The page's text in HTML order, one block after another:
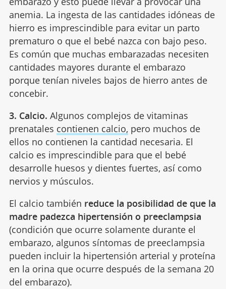
anemia. La ingesta de las cantidades idóneas de
hierro es imprescindible para evitar un parto
prematuro o que el bebé nazca con bajo peso.
Es común que muchas embarazadas necesiten
cantidades mayores durante el embarazo
porque tenían niveles bajos de hierro antes de
concebir.
3. Calcio. Algunos complejos de vitaminas
prenatales contienen calcio, pero muchos de
ellos no contienen la cantidad necesaria. El
calcio es imprescindible para que el bebé
desarrolle huesos y dientes fuertes, así como
nervios y músculos.
El calcio también reduce la posibilidad de que la
madre padezca hipertensión o preeclampsia
(condición que ocurre solamente durante el
embarazo, algunos síntomas de preeclampsia
pueden incluir la hipertensión arterial y proteína
en la orina que ocurre después de la semana 20
del embarazo).